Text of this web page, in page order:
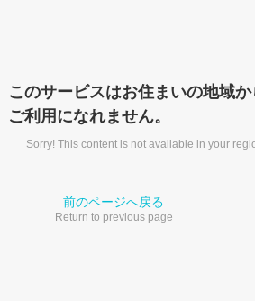
このサービスはお住まいの地域
ご利用になれません。
Sorry! This content is not available in your
前のページへ戻る
Return to previous page